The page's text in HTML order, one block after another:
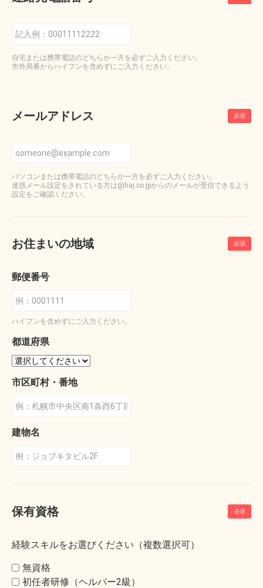
自宅または携帯電話のどちらか一方を必ずご入力ください。
市外局番からハイフンを含めずにご入力ください。
メールアドレス
パソコンまたは携帯電話のどちらか一方を必ずご入力ください。
迷惑メール設定をされている方は@haj.co.jpからのメールが受信できるよう
設定をご確認ください。
お住まいの地域
郵便番号
ハイフンを含めずにご入力ください。
都道府県
市区町村・番地
建物名
保有資格
経験スキルをお選びください（複数選択可）
無資格
初任者研修（ヘルパー2級）